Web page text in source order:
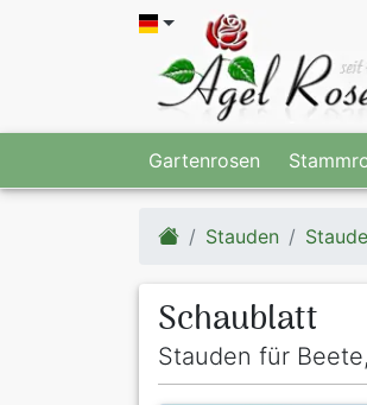
Gartenrosen
Stauden
Schaublatt
Stauden für